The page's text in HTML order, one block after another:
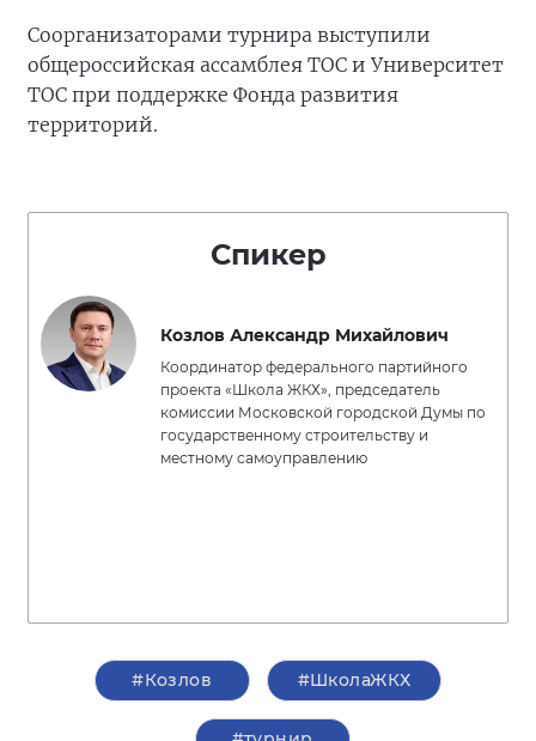
Соорганизаторами турнира выступили
общероссийская ассамблея ТОС и Университет
ТОС при поддержке Фонда развития
территорий.
Спикер
Козлов Александр Михайлович
Координатор федерального партийного
проекта «Школа ЖКХ», председатель
комиссии Московской городской Думы по
государственному строительству и
местному самоуправлению
#Козлов #ШколаЖКХ